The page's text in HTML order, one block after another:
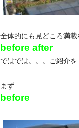
全体的にも見どころ満載
before after
ではでは。。。ご紹介を
まず
before